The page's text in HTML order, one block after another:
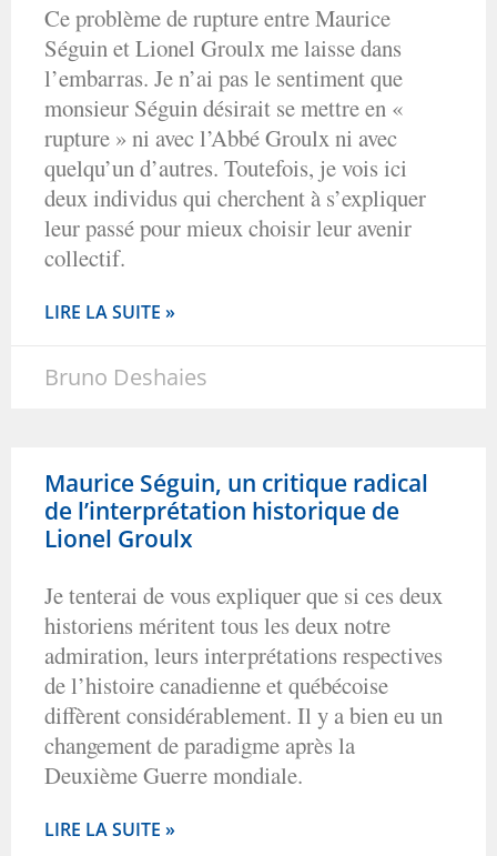
Ce problème de rupture entre Maurice
Séguin et Lionel Groulx me laisse dans
l’embarras. Je n’ai pas le sentiment que
monsieur Séguin désirait se mettre en «
rupture » ni avec l’Abbé Groulx ni avec
quelqu’un d’autres. Toutefois, je vois ici
deux individus qui cherchent à s’expliquer
leur passé pour mieux choisir leur avenir
collectif.
LIRE LA SUITE »
Bruno Deshaies
Maurice Séguin, un critique radical
de l’interprétation historique de
Lionel Groulx
Je tenterai de vous expliquer que si ces deux
historiens méritent tous les deux notre
admiration, leurs interprétations respectives
de l’histoire canadienne et québécoise
diffèrent considérablement. Il y a bien eu un
changement de paradigme après la
Deuxième Guerre mondiale.
LIRE LA SUITE »